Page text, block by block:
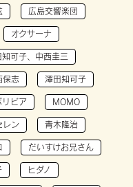
広島交響楽団
オクサーナ
可子、中西圭三
保志 澤田知可子
リビア MOMO
レン 青木隆治
だいすけお兄さん
ヒダノ